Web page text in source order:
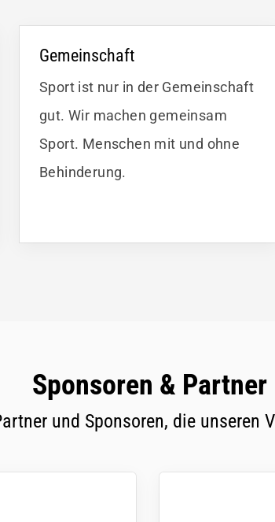
Gemeinschaft
Sport ist nur in der Gemeinschaft
gut. Wir machen gemeinsam
Sport. Menschen mit und ohne
Behinderung.
Sponsoren & Partner
und Sponsoren, die unseren